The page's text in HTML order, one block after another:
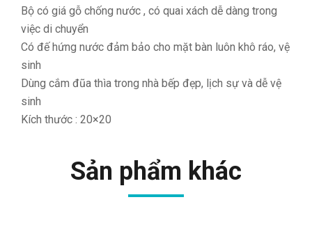
Bộ có giá gỗ chống nước , có quai xách dễ dàng trong
việc di chuyển
Có đế hứng nước đảm bảo cho mặt bàn luôn khô ráo, vệ
sinh
Dùng cắm đũa thìa trong nhà bếp đẹp, lịch sự và dễ vệ
sinh
Kích thước : 20×20
Sản phẩm khác